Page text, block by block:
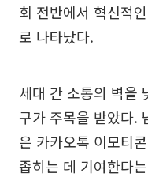
회 전반에서 혁신적
로 나타났다.
세대 간 소통의 벽을
구가 주목을 받았다.
은 카카오톡 이모티
좁히는 데 기여한다